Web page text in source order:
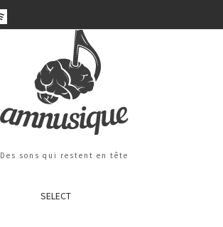
Des sons qui restent en tête
SELECT